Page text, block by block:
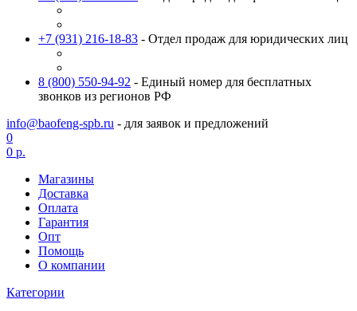
+7 (931) 216-18-83 - Отдел продаж для юридических лиц
8 (800) 550-94-92 - Единый номер для бесплатных
звонков из регионов РФ
info@baofeng-spb.ru - для заявок и предложений
0
0 р.
Магазины
Доставка
Оплата
Гарантия
Опт
Помощь
О компании
Категории